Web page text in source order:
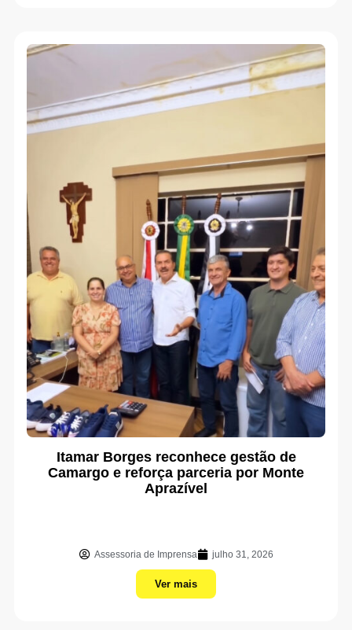
Itamar Borges reconhece gestão de
Camargo e reforça parceria por Monte
Aprazível
Assessoria de Imprensa julho 31, 2026
Ver mais